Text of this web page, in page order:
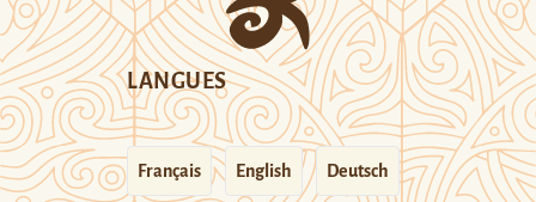
LANGUES
Français English Deutsch